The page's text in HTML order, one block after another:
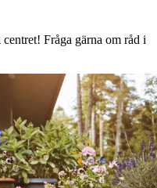
Fråga gärna om råd i